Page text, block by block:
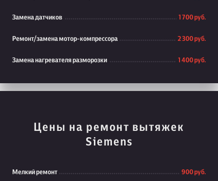
Замена датчиков 1 700 руб.
Ремонт/замена мотор-компрессора 2 300 руб.
Замена нагревателя разморозки 1 400 руб.
Цены на ремонт вытяжек
Siemens
Мелкий ремонт 900 руб.